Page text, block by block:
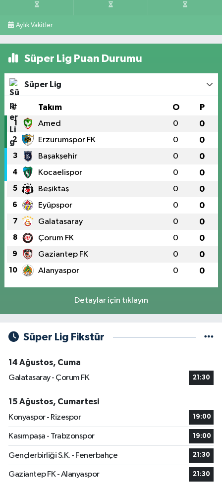
Aylık Vakitler
Süper Lig Puan Durumu
Süper Lig
# Takım O P
1 Amed 0 0
2 Erzurumspor FK 0 0
3 Başakşehir 0 0
4 Kocaelispor 0 0
5 Beşiktaş 0 0
6 Eyüpspor 0 0
7 Galatasaray 0 0
8 Çorum FK 0 0
9 Gaziantep FK 0 0
10 Alanyaspor 0 0
Detaylar için tıklayın
Süper Lig Fikstür
14 Ağustos, Cuma
Galatasaray - Çorum FK
21:30
15 Ağustos, Cumartesi
Konyaspor - Rizespor
19:00
Kasımpaşa - Trabzonspor 19:00
Gençlerbirliği S.K. - Fenerbahçe 21:30
Gaziantep FK - Alanyaspor 21:30